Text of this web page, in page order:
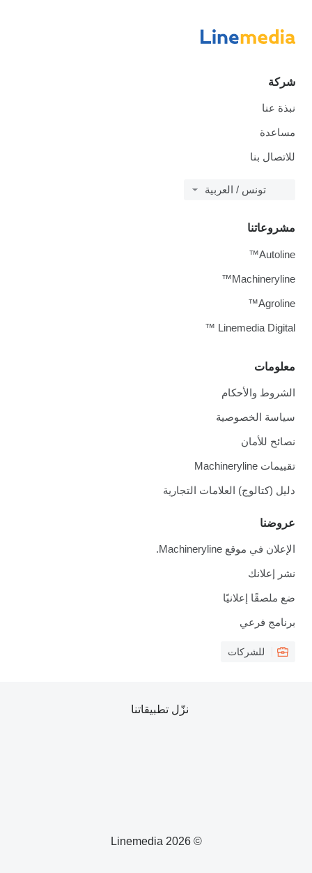
شركة
نبذة عنا
مساعدة
للاتصال بنا
تونس / العربية
معلومات
الشروط والأحكام
سياسة الخصوصية
نصائح للأمان
تقييمات Machineryline
دليل (كتالوج) العلامات التجارية
عروضنا
الإعلان في موقع Machineryline.
نشر إعلانك
ضع ملصقًا إعلانيًا
برنامج فرعي
للشركات
مشروعاتنا
Autoline™
Machineryline™
Agroline™
Linemedia Digital ™
© 2026 Linemedia
نزّل تطبيقاتنا